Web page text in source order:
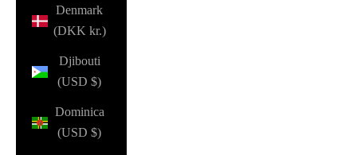
Denmark
(DKK kr.)
Djibouti
(USD $)
Dominica
(USD $)